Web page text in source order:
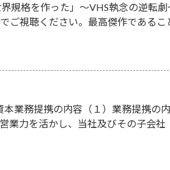
規格を作った」～VHS執念の逆転劇
ご視聴ください。最高傑作であるこ
業務提携の内容（１）業務提携の
業力を活かし、当社及びその子会社